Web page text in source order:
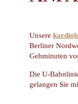
Unsere
Berliner
Gehminuten
Die U-
gelangen Sie